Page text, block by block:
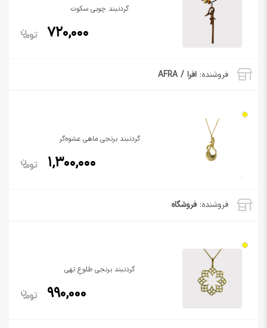
فروشنده: افرا / AFRA
گردنبند چوبی سکوت
720,000
فروشنده:فروشگاه
گردنبند برنجی ماهی عشوه‌‌گر
1,300,000
گردنبند برنجی طلوعِ تهی
990,000